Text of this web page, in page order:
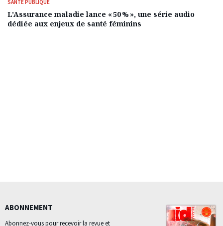
SANTÉ PUBLIQUE
L’Assurance maladie lance « 50 % », une série audio
dédiée aux enjeux de santé féminins
ABONNEMENT
Abonnez-vous pour recevoir la revue et